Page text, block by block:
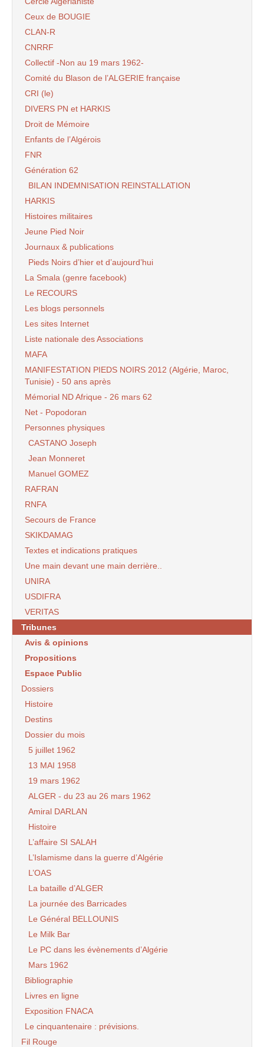
Ceux de BOUGIE
CLAN-R
CNRRF
Collectif -Non au 19 mars 1962-
Comité du Blason de l’ALGERIE française
CRI (le)
DIVERS PN et HARKIS
Droit de Mémoire
Enfants de l’Algérois
FNR
Génération 62
BILAN INDEMNISATION REINSTALLATION
HARKIS
Histoires militaires
Jeune Pied Noir
Journaux & publications
Pieds Noirs d’hier et d’aujourd’hui
La Smala (genre facebook)
Le RECOURS
Les blogs personnels
Les sites Internet
Liste nationale des Associations
MAFA
MANIFESTATION PIEDS NOIRS 2012 (Algérie, Maroc,
Tunisie) - 50 ans après
Mémorial ND Afrique - 26 mars 62
Net - Popodoran
Personnes physiques
CASTANO Joseph
Jean Monneret
Manuel GOMEZ
RAFRAN
RNFA
Secours de France
SKIKDAMAG
Textes et indications pratiques
Une main devant une main derrière..
UNIRA
USDIFRA
VERITAS
Tribunes
Avis & opinions
Propositions
Espace Public
Dossiers
Histoire
Destins
Dossier du mois
5 juillet 1962
13 MAI 1958
19 mars 1962
ALGER - du 23 au 26 mars 1962
Amiral DARLAN
Histoire
L’affaire SI SALAH
L’Islamisme dans la guerre d’Algérie
L’OAS
La bataille d’ALGER
La journée des Barricades
Le Général BELLOUNIS
Le Milk Bar
Le PC dans les évènements d’Algérie
Mars 1962
Bibliographie
Livres en ligne
Exposition FNACA
Le cinquantenaire : prévisions.
Fil Rouge